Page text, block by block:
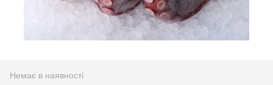
Немає в наявності